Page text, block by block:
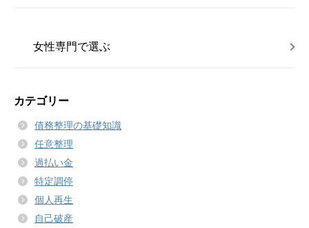
女性専門で選ぶ
カテゴリー
債務整理の基礎知識
任意整理
過払い金
特定調停
個人再生
自己破産